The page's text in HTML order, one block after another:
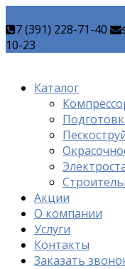
7 (391) 228-71-40
10-23
Каталог
Акции
О компании
Услуги
Контакты
Заказать